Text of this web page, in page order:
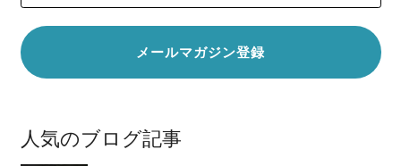
人気のブログ記事